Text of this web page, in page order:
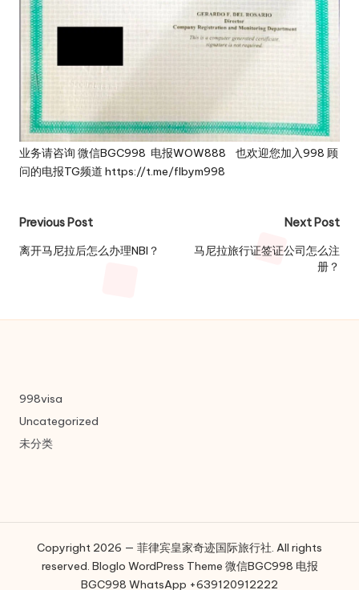
业务请咨询 微信BGC998 电报WOW888 也欢迎您加入998 顾
问的电报TG频道 https://t.me/flbym998
Post
navigation
Previous Post
离开马尼拉后怎么办理NBI？
Next Post
马尼拉旅行证签证公司怎么注
册？
998visa
Uncategorized
未分类
Copyright 2026 — 菲律宾皇家奇迹国际旅行社. All rights
reserved. Bloglo WordPress Theme 微信BGC998 电报
BGC998 WhatsApp +639120912222